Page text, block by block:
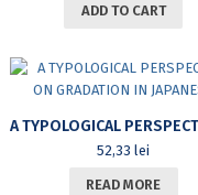
ADD TO CART
52,33lei
READ MORE